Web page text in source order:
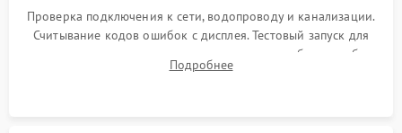
Проверка подключения к сети, водопроводу и канализации.
Считывание кодов ошибок с дисплея. Тестовый запуск для
выявления посторонних шумов, протечек или сбоев в работе
электронного модуля управления.
Подробнее